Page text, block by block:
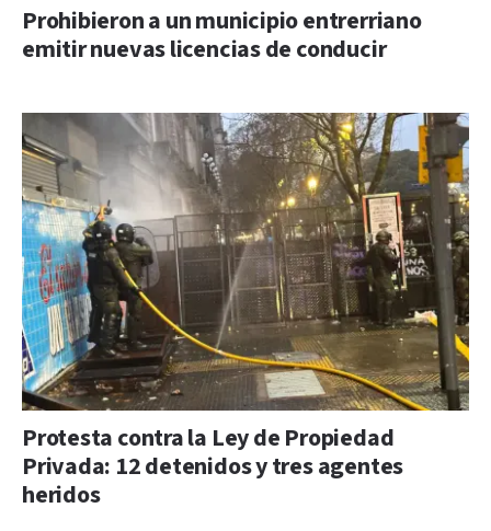
Prohibieron a un municipio entrerriano
emitir nuevas licencias de conducir
Protesta contra la Ley de Propiedad
Privada: 12 detenidos y tres agentes
heridos